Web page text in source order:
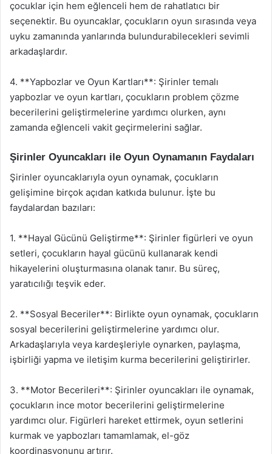
çocuklar için hem eğlenceli hem de rahatlatıcı bir
seçenektir. Bu oyuncaklar, çocukların oyun sırasında veya
uyku zamanında yanlarında bulundurabilecekleri sevimli
arkadaşlardır.
4. **Yapbozlar ve Oyun Kartları**: Şirinler temalı
yapbozlar ve oyun kartları, çocukların problem çözme
becerilerini geliştirmelerine yardımcı olurken, aynı
zamanda eğlenceli vakit geçirmelerini sağlar.
Şirinler Oyuncakları ile Oyun Oynamanın Faydaları
Şirinler oyuncaklarıyla oyun oynamak, çocukların
gelişimine birçok açıdan katkıda bulunur. İşte bu
faydalardan bazıları:
1. **Hayal Gücünü Geliştirme**: Şirinler figürleri ve oyun
setleri, çocukların hayal gücünü kullanarak kendi
hikayelerini oluşturmasına olanak tanır. Bu süreç,
yaratıcılığı teşvik eder.
2. **Sosyal Beceriler**: Birlikte oyun oynamak, çocukların
sosyal becerilerini geliştirmelerine yardımcı olur.
Arkadaşlarıyla veya kardeşleriyle oynarken, paylaşma,
işbirliği yapma ve iletişim kurma becerilerini geliştirirler.
3. **Motor Becerileri**: Şirinler oyuncakları ile oynamak,
çocukların ince motor becerilerini geliştirmelerine
yardımcı olur. Figürleri hareket ettirmek, oyun setlerini
kurmak ve yapbozları tamamlamak, el-göz
koordinasyonunu artırır.